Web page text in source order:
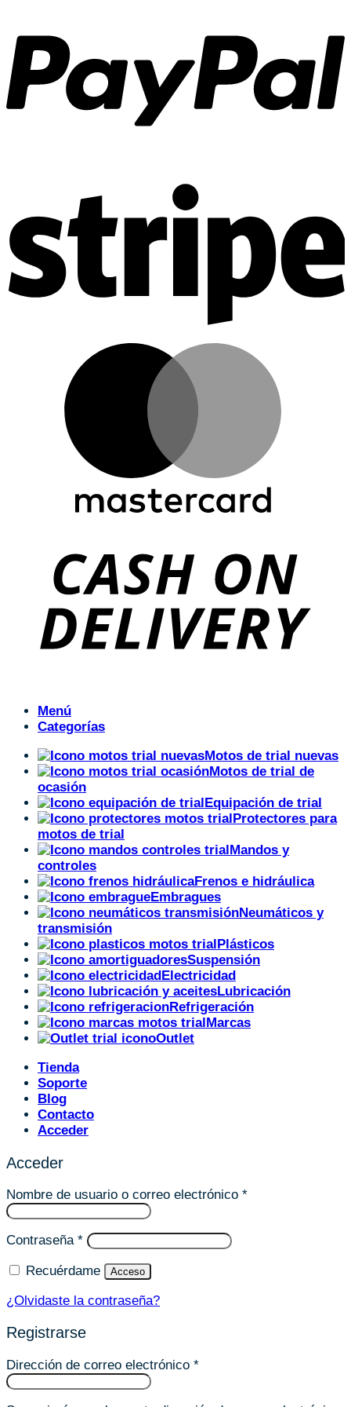
Menú
Categorías
Motos de trial nuevas
Motos de trial de
ocasión
Equipación de trial
Protectores para
motos de trial
Mandos y
controles
Frenos e hidráulica
Embragues
Neumáticos y
transmisión
Plásticos
Suspensión
Electricidad
Lubricación
Refrigeración
Marcas
Outlet
Tienda
Soporte
Blog
Contacto
Acceder
Acceder
Nombre de usuario o correo electrónico *Obligatorio
Contraseña *Obligatorio
Recuérdame Acceso
¿Olvidaste la contraseña?
Registrarse
Dirección de correo electrónico *Obligatorio